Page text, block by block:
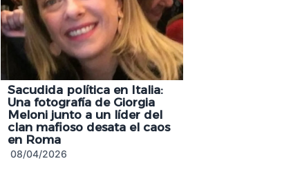
Sacudida política en Italia:
Una fotografía de Giorgia
Meloni junto a un líder del
clan mafioso desata el caos
en Roma
08/04/2026